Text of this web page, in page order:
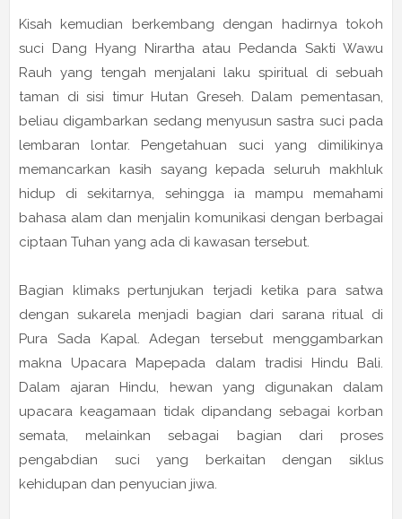
Kisah kemudian berkembang dengan hadirnya tokoh
suci Dang Hyang Nirartha atau Pedanda Sakti Wawu
Rauh yang tengah menjalani laku spiritual di sebuah
taman di sisi timur Hutan Greseh. Dalam pementasan,
beliau digambarkan sedang menyusun sastra suci pada
lembaran lontar. Pengetahuan suci yang dimilikinya
memancarkan kasih sayang kepada seluruh makhluk
hidup di sekitarnya, sehingga ia mampu memahami
bahasa alam dan menjalin komunikasi dengan berbagai
ciptaan Tuhan yang ada di kawasan tersebut.
Bagian klimaks pertunjukan terjadi ketika para satwa
dengan sukarela menjadi bagian dari sarana ritual di
Pura Sada Kapal. Adegan tersebut menggambarkan
makna Upacara Mapepada dalam tradisi Hindu Bali.
Dalam ajaran Hindu, hewan yang digunakan dalam
upacara keagamaan tidak dipandang sebagai korban
semata, melainkan sebagai bagian dari proses
pengabdian suci yang berkaitan dengan siklus
kehidupan dan penyucian jiwa.